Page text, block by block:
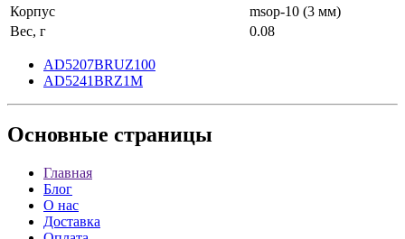
Корпус
msop-10 (3 мм)
Вес, г
0.08
AD5207BRUZ100
AD5241BRZ1M
Основные страницы
Главная
Блог
О нас
Доставка